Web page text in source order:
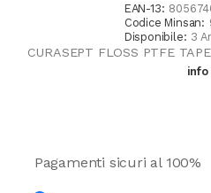
EAN-13:
Codice Minsan:
Disponibile: 3
CURASEPT FLOSS PTFE
info
Pagamenti sicuri al 100%